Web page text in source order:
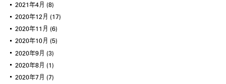
2021年4月 (8)
2020年12月 (17)
2020年11月 (6)
2020年10月 (5)
2020年9月 (3)
2020年8月 (1)
2020年7月 (7)